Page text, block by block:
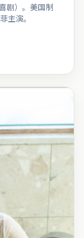
剧）。美国制
主演。